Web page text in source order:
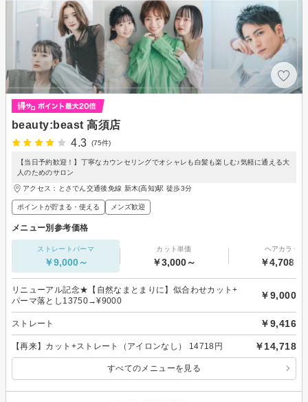
beauty:beast 高須店
4.3
(75件)
【当日予約歓迎！】丁寧なカウンセリングでオシャレも白髪も楽しむ♪気軽に通える大
人のためのサロン
アクセス：とさでん交通後免線 新木(高知)駅 徒歩3分
ポイントが貯まる・使える メンズ歓迎
メニュー別参考価格
ストレートパーマ
￥9,000～
カット単価
￥3,000～
ヘアカラー
￥4,708～
リニューアル記念★【自然なまとまりに】似合わせカット+
パーマ落とし13750→¥9000
￥9,000
ストレート ￥9,416
【再来】カット+ストレート（アイロンなし） 14718円 ￥14,718
すべてのメニューを見る